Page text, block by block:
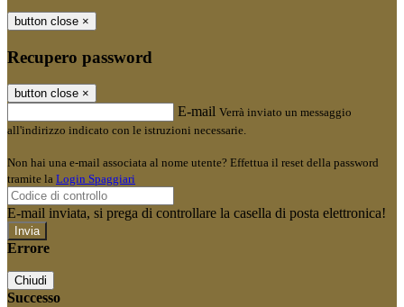
button close ×
Recupero password
button close ×
E-mail Verrà inviato un messaggio
all'indirizzo indicato con le istruzioni necessarie.
Non hai una e-mail associata al nome utente? Effettua il reset della password
tramite la Login Spaggiari
E-mail inviata, si prega di controllare la casella di posta elettronica!
Errore
Chiudi
Successo